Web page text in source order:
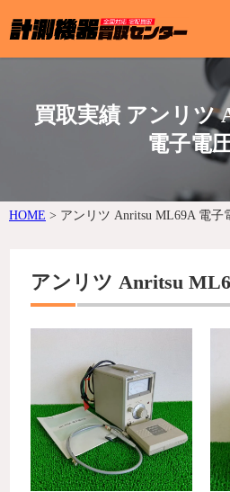
買取実績 アンリツ
電子電
HOME > アンリツ Anritsu ML69A 電子
アンリツ Anritsu